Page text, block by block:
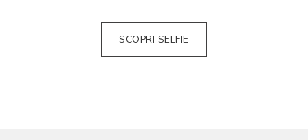
SCOPRI SELFIE